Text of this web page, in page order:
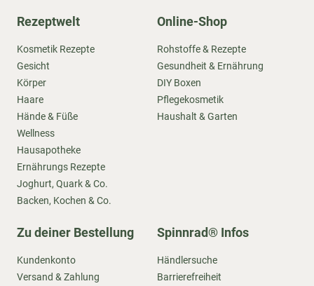
Rezeptwelt
Kosmetik Rezepte
Gesicht
Körper
Haare
Hände & Füße
Wellness
Hausapotheke
Ernährungs Rezepte
Joghurt, Quark & Co.
Backen, Kochen & Co.
Online-Shop
Rohstoffe & Rezepte
Gesundheit & Ernährung
DIY Boxen
Pflegekosmetik
Haushalt & Garten
Zu deiner Bestellung
Kundenkonto
Versand & Zahlung
Spinnrad® Infos
Händlersuche
Barrierefreiheit